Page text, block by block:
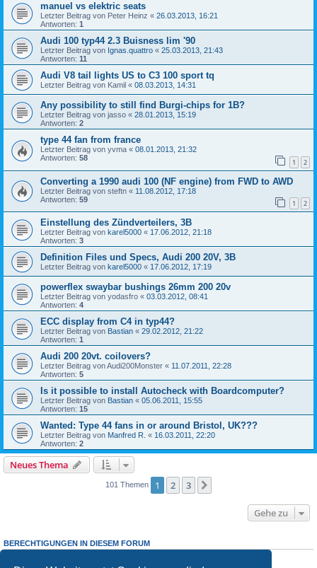
manuel vs elektric seats
Letzter Beitrag von Peter Heinz « 26.03.2013, 16:21
Antworten: 1
Audi 100 typ44 2.3 Buisness lim '90
Letzter Beitrag von Ignas.quattro « 25.03.2013, 21:43
Antworten: 11
Audi V8 tail lights US to C3 100 sport tq
Letzter Beitrag von Kamil « 08.03.2013, 14:31
Any possibility to still find Burgi-chips for 1B?
Letzter Beitrag von jasso « 28.01.2013, 15:19
Antworten: 2
type 44 fan from france
Letzter Beitrag von yvma « 08.01.2013, 21:32
Antworten: 58 1 2
Converting a 1990 audi 100 (NF engine) from FWD to AWD
Letzter Beitrag von steftn « 11.08.2012, 17:18
Antworten: 59 1 2
Einstellung des Zündverteilers, 3B
Letzter Beitrag von karel5000 « 17.06.2012, 21:18
Antworten: 3
Definition Files und Specs, Audi 200 20V, 3B
Letzter Beitrag von karel5000 « 17.06.2012, 17:19
powerflex swaybar bushings 26mm 200 20v
Letzter Beitrag von yodasfro « 03.03.2012, 08:41
Antworten: 4
ECC display from C4 in typ44?
Letzter Beitrag von Bastian « 29.02.2012, 21:22
Antworten: 1
Audi 200 20vt. coilovers?
Letzter Beitrag vonAudi200Monster « 11.07.2011, 22:28
Antworten: 5
Is it possible to install Autocheck with Boardcomputer?
Letzter Beitrag von Bastian « 05.06.2011, 15:55
Antworten: 15
Wanted: Type 44 fans in or around Bristol, UK???
Letzter Beitrag von Manfred R. « 16.03.2011, 22:20
Antworten: 2
Neues Thema
101 Themen 1 2 3
Gehe zu
BERECHTIGUNGEN IN DIESEM FORUM